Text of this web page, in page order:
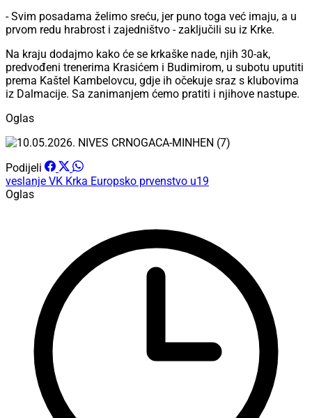
- Svim posadama želimo sreću, jer puno toga već imaju, a u
prvom redu hrabrost i zajedništvo - zaključili su iz Krke.
Na kraju dodajmo kako će se krkaške nade, njih 30-ak,
predvođeni trenerima Krasićem i Budimirom, u subotu uputiti
prema Kaštel Kambelovcu, gdje ih očekuje sraz s klubovima
iz Dalmacije. Sa zanimanjem ćemo pratiti i njihove nastupe.
Oglas
Podijeli
veslanje VK Krka Europsko prvenstvo u19
Oglas